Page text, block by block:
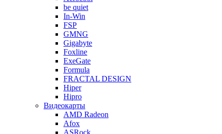
be quiet
In-Win
FSP
GMNG
Gigabyte
Foxline
ExeGate
Formula
FRACTAL DESIGN
Hiper
Hipro
Видеокарты
AMD Radeon
Afox